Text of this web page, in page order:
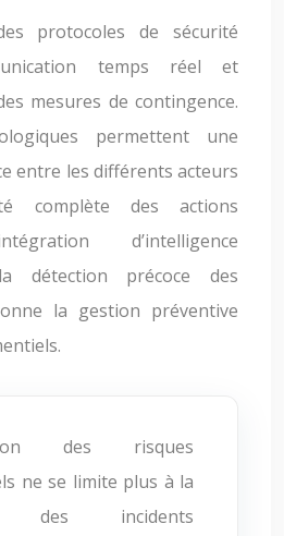
protocoles de sécurité
temps réel et
mesures de contingence.
permettent une
entre les différents acteurs
complète des actions
d’intelligence
détection précoce des
la gestion préventive
des risques
ne se limite plus à la
des incidents